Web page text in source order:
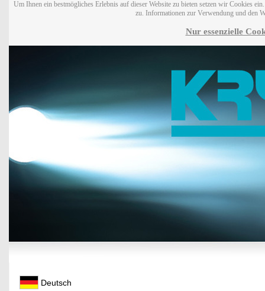
Um Ihnen ein bestmögliches Erlebnis auf dieser Website zu bieten setzen wir Cookies
zu. Informationen zur Verwendung und den
Nur essenzielle
Deutsch